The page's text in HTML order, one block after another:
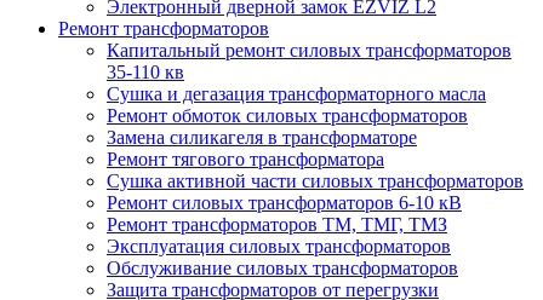
Электронный дверной замок EZVIZ L2
Ремонт трансформаторов
Капитальный ремонт силовых трансформаторов
35-110 кв
Сушка и дегазация трансформаторного масла
Ремонт обмоток силовых трансформаторов
Замена силикагеля в трансформаторе
Ремонт тягового трансформатора
Сушка активной части силовых трансформаторов
Ремонт силовых трансформаторов 6-10 кВ
Ремонт трансформаторов ТМ, ТМГ, ТМЗ
Эксплуатация силовых трансформаторов
Обслуживание силовых трансформаторов
Защита трансформаторов от перегрузки